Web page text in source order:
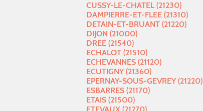
CUSSY-LE-CHATEL (21230)
DAMPIERRE-ET-FLEE (21310)
DETAIN-ET-BRUANT (21220)
DIJON (21000)
DREE (21540)
ECHALOT (21510)
ECHEVANNES (21120)
ECUTIGNY (21360)
EPERNAY-SOUS-GEVREY (21220)
ESBARRES (21170)
ETAIS (21500)
ETEVAUX (21270)